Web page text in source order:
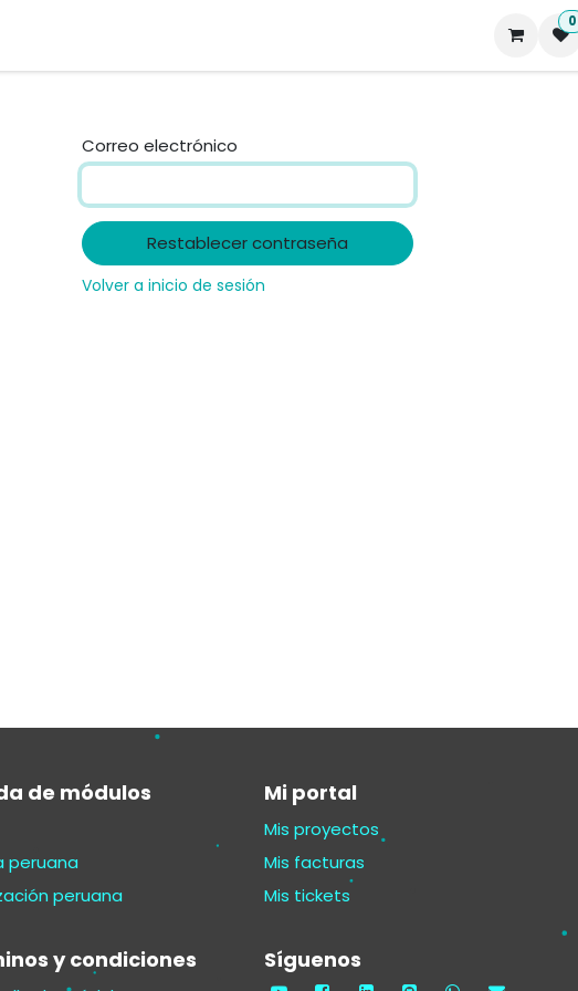
0
Correo electrónico
Restablecer contraseña
Volver a inicio de sesión
de módulos
peruana
peruana
Mi portal
Mis proyectos
Mis facturas
Mis tickets
y condiciones Síguenos